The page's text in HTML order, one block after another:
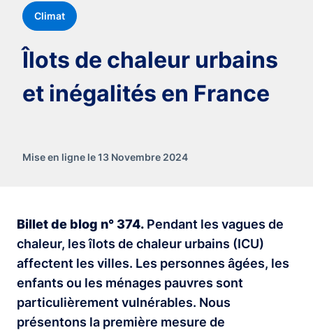
Climat
Îlots de chaleur urbains
et inégalités en France
Mise en ligne le 13 Novembre 2024
Billet de blog n° 374. Pendant les vagues de
chaleur, les îlots de chaleur urbains (ICU)
affectent les villes. Les personnes âgées, les
enfants ou les ménages pauvres sont
particulièrement vulnérables. Nous
présentons la première mesure de